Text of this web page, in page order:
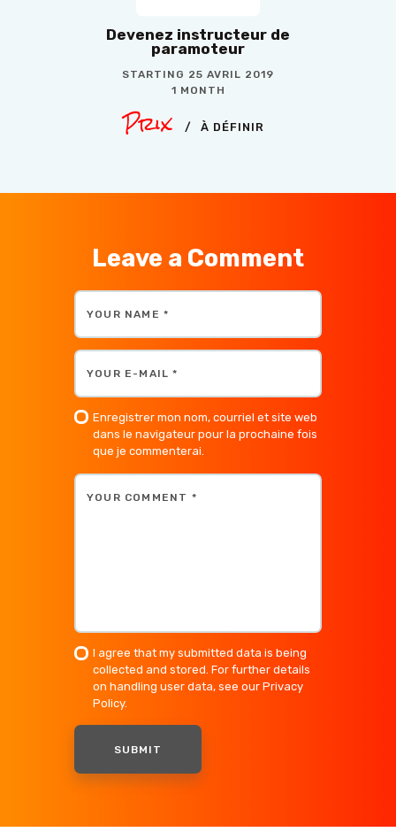
Devenez instructeur de
paramoteur
STARTING 25 AVRIL 2019
1 MONTH
Prix À DÉFINIR
Leave a Comment
Enregistrer mon nom, courriel et site web
dans le navigateur pour la prochaine fois
que je commenterai.
I agree that my submitted data is being
collected and stored. For further details
on handling user data, see our Privacy
Policy.